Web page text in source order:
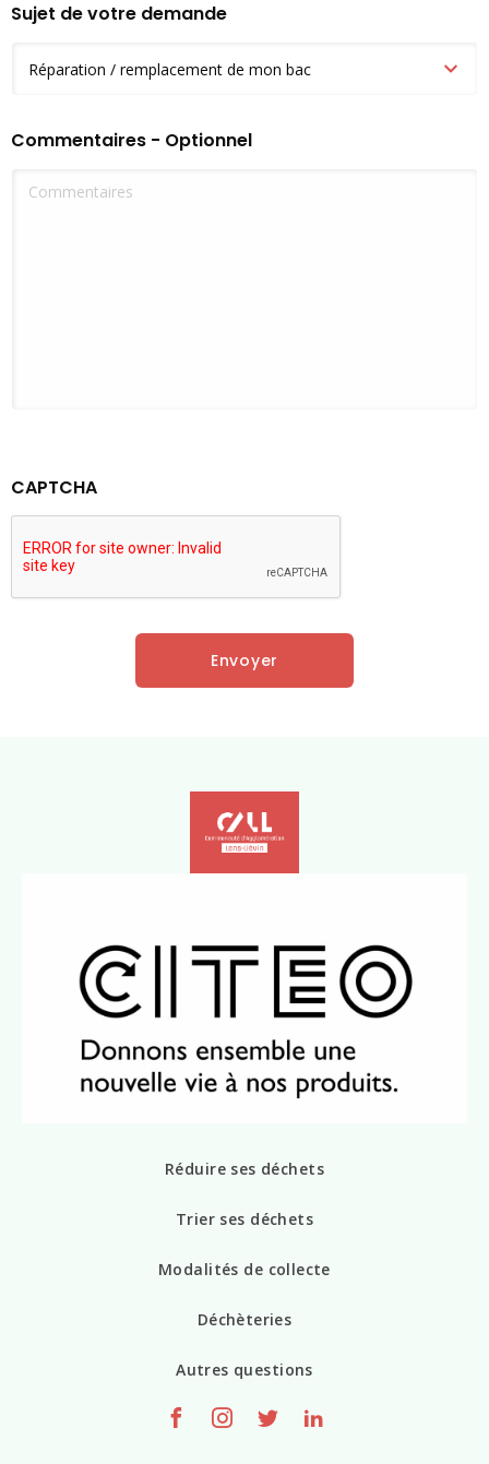
Sujet de votre demande
Commentaires - Optionnel
CAPTCHA
Réduire ses déchets
Trier ses déchets
Modalités de collecte
Déchèteries
Autres questions